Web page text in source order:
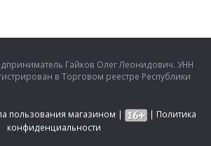
Гайков Олег Леонидович. УНН
в Торговом реестре Республики
пользования магазином | | Политика
конфиденциальности